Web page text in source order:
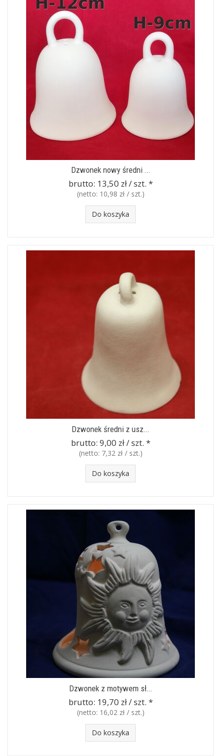
Dzwonek nowy średni ...
brutto: 13,50 zł / szt. *
(netto: 10,98 zł / szt.)
Do koszyka
Dzwonek średni z usz...
brutto: 9,00 zł / szt. *
(netto: 7,32 zł / szt.)
Do koszyka
Dzwonek z motywem sł...
brutto: 19,70 zł / szt. *
(netto: 16,02 zł / szt.)
Do koszyka